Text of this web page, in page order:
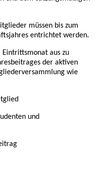
müssen bis zum
entrichtet werden.
aus zu
der aktiven
wie
und